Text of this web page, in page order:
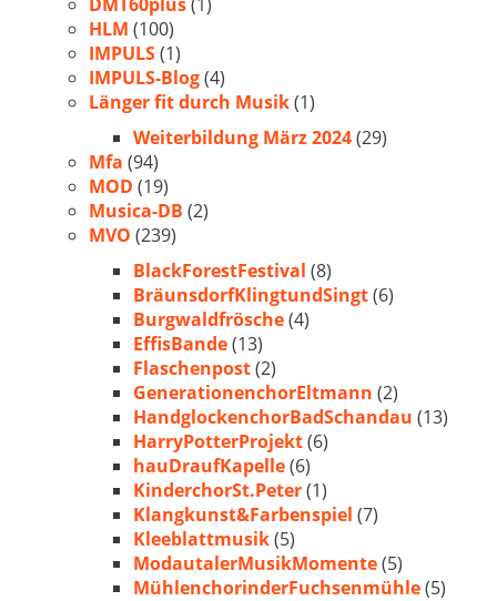
HLM (100)
IMPULS(1)
IMPULS-Blog(4)
Länger fit durch Musik(1)
Weiterbildung März 2024(29)
Mfa (94)
MOD (19)
Musica-DB (2)
MVO (239)
BlackForestFestival (8)
BräunsdorfKlingtundSingt(6)
Burgwaldfrösche(4)
EffisBande(13)
Flaschenpost(2)
GenerationenchorEltmann (2)
HandglockenchorBadSchandau (13)
HarryPotterProjekt(6)
hauDraufKapelle(6)
KinderchorSt.Peter(1)
Klangkunst&Farbenspiel (7)
Kleeblattmusik(5)
ModautalerMusikMomente(5)
MühlenchorinderFuchsenmühle(5)